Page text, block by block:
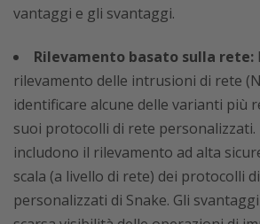
vantaggi e gli svantaggi.
Rilevamento basato sulla rete:
rilevamento delle intrusioni di rete
identificare alcune delle varianti più
suoi protocolli di rete personalizzati.
includono il rilevamento ad alta
scala (a livello di rete) dei protocolli
personalizzati di Snake. Gli